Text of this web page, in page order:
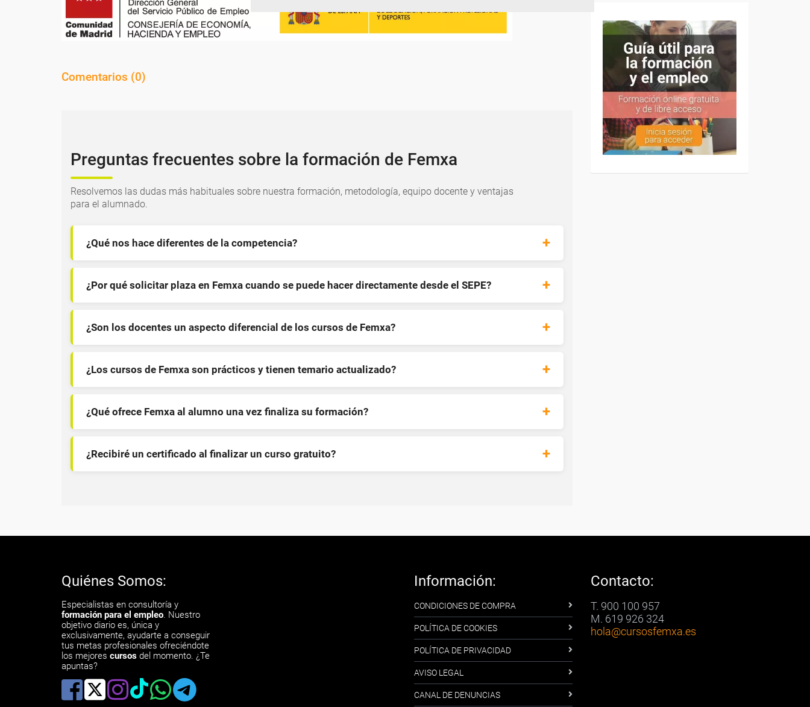
Comentarios (0)
Preguntas frecuentes sobre la formación de Femxa
Resolvemos las dudas más habituales sobre nuestra formación, metodología, equipo docente y ventajas
para el alumnado.
¿Qué nos hace diferentes de la competencia?
¿Por qué solicitar plaza en Femxa cuando se puede hacer directamente desde el SEPE?
¿Son los docentes un aspecto diferencial de los cursos de Femxa?
¿Los cursos de Femxa son prácticos y tienen temario actualizado?
¿Qué ofrece Femxa al alumno una vez finaliza su formación?
¿Recibiré un certificado al finalizar un curso gratuito?
Quiénes Somos:
Especialistas en consultoría y
formación para el empleo. Nuestro
objetivo diario es, única y
exclusivamente, ayudarte a conseguir
tus metas profesionales ofreciéndote
los mejores cursos del momento. ¿Te
apuntas?
Información:
CONDICIONES DE COMPRA
POLÍTICA DE COOKIES
POLÍTICA DE PRIVACIDAD
AVISO LEGAL
CANAL DE DENUNCIAS
Contacto:
T. 900 100 957
M. 619 926 324
hola@cursosfemxa.es